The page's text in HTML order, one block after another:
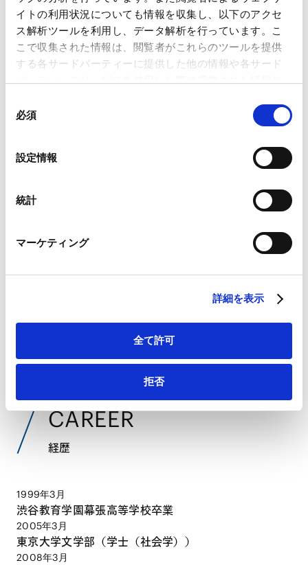
イトの利用状況についても情報を収集し、以下のアクセ
ス解析ツールを利用し、データ解析を行っています。こ
こで収集された情報は、閲覧者がこれらのツールを提供
する各サードパーティーに提供した他の情報や各サード
ことがあります。
Google Analytics利用規約（
Marketo
外部サイト）
LinkedIn プライバシーポリシー（
HubSpot プライバシーポリシー（外部サイト）
必須
設定情報
統計
マーケティング
詳細を表示
全て許可
拒否
配信申し込み
PUBLICATIONS
著書・論文等
実務で役立つ 世界各国の英文契約ガイドブッ
少数株式取得とＥＵ競争法
会社分割と会社法22条1項類推適用
CAREER
経歴
1999年3月
渋谷教育学園幕張高等学校卒業
2005年3月
東京大学文学部（学士（社会学））
2008年3月